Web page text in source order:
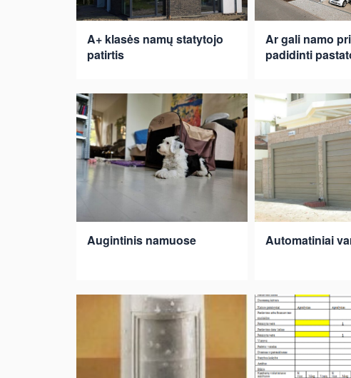
A+ klasės namų statytojo
patirtis
Ar gali namo
padidinti
Augintinis namuose Automatiniai